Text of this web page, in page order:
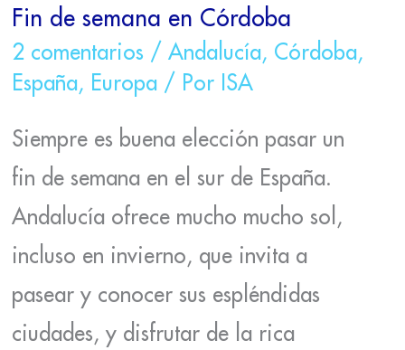
Fin de semana en Córdoba
2 comentarios / Andalucía, Córdoba,
España, Europa/ Por ISA
Siempre es buena elección pasar un
fin de semana en el sur de España.
Andalucía ofrece mucho mucho sol,
incluso en invierno, que invita a
pasear y conocer sus espléndidas
ciudades, y disfrutar de la rica
SEMANA
CÓRDOBA